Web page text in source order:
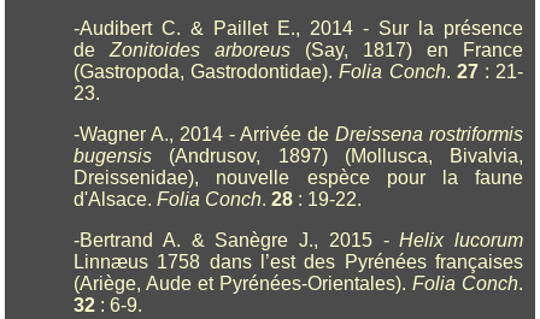
-Audibert C. & Paillet E., 2014 - Sur la présence
deZonitoides arboreus (Say, 1817) en France
(Gastropoda, Gastrodontidae).Folia Conch. 27: 21-
23.
-Wagner A., 2014 - Arrivée deDreissena rostriformis
bugensis (Andrusov, 1897) (Mollusca, Bivalvia,
Dreissenidae), nouvelle espèce pour la faune
d'Alsace.Folia Conch.28 : 19-22.
-Bertrand A. & Sanègre J., 2015 -Helix lucorum
Linnæus 1758 dans l’est des Pyrénées françaises
(Ariège, Aude et Pyrénées-Orientales).Folia Conch.
32 : 6-9.